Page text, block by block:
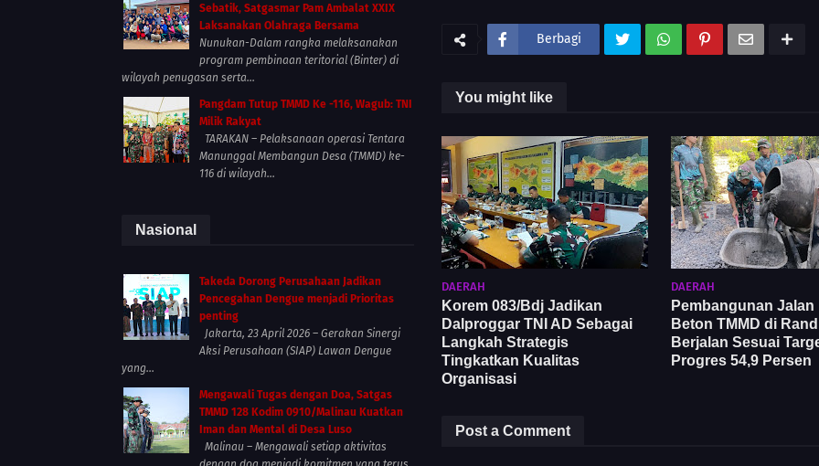
Berbagi
You might like
DAERAH
Korem 083/Bdj Jadikan
Dalproggar TNI AD Sebagai
Langkah Strategis
Tingkatkan Kualitas
Organisasi
DAERAH
Pembangunan Jalan
Beton TMMD di
Berjalan Sesuai
Progres 54,9 Persen
Post a Comment
Sebatik, Satgasmar Pam Ambalat XXIX
Laksanakan Olahraga Bersama
Nunukan-Dalam rangka melaksanakan
program pembinaan teritorial (Binter) di
wilayah penugasan serta...
Pangdam Tutup TMMD Ke -116, Wagub: TNI
Milik Rakyat
TARAKAN – Pelaksanaan operasi Tentara
Manunggal Membangun Desa (TMMD) ke-
116 di wilayah...
Nasional
Takeda Dorong Perusahaan Jadikan
Pencegahan Dengue menjadi Prioritas
penting
Jakarta, 23 April 2026 – Gerakan Sinergi
Aksi Perusahaan (SIAP) Lawan Dengue
yang...
Mengawali Tugas dengan Doa, Satgas
TMMD 128 Kodim 0910/Malinau Kuatkan
Iman dan Mental di Desa Luso
Malinau – Mengawali setiap aktivitas